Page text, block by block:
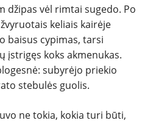
džipas vėl rimtai sugedo. Po
keliais kairėje
baisus cypimas, tarsi
įstrigęs koks akmenukas.
subyrėjo priekio
stebulės guolis.
ne tokia, kokia turi būti,